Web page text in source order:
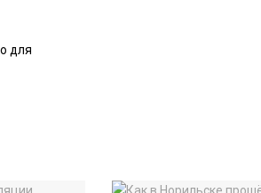
для